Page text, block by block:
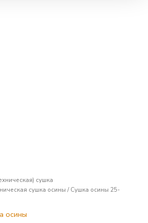
сушка
сушка осины / Сушка осины 25-
осины